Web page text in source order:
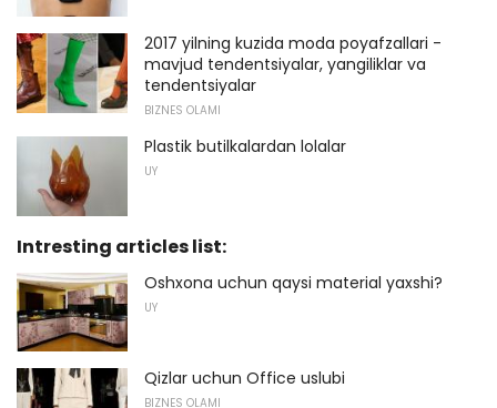
2017 yilning kuzida moda poyafzallari -
mavjud tendentsiyalar, yangiliklar va
tendentsiyalar
BIZNES OLAMI
Plastik butilkalardan lolalar
UY
Intresting articles list:
Oshxona uchun qaysi material yaxshi?
UY
Qizlar uchun Office uslubi
BIZNES OLAMI